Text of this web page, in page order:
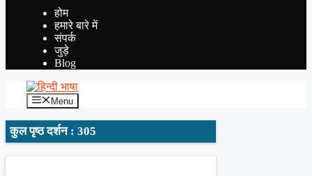
YouTube
होम
हमारे बारे में
संपर्क
जुड़े
Blog
Menu
कुल पृष्ठ दर्शन : 305